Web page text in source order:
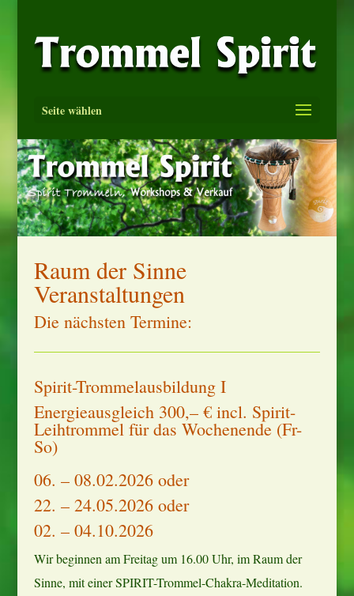
Seite wählen
Raum der Sinne
Veranstaltungen
Die nächsten Termine:
Spirit-Trommelausbildung I
Energieausgleich 300,– € incl. Spirit-
Leihtrommel für das Wochenende (Fr-
So)
06. – 08.02.2026 oder
22. – 24.05.2026 oder
02. – 04.10.2026
Wir beginnen am Freitag um 16.00 Uhr, im Raum der
Sinne, mit einer SPIRIT-Trommel-Chakra-Meditation.